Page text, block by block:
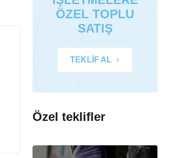
ÖZEL TOPLU
SATIŞ
TEKLİF AL
Özel teklifler